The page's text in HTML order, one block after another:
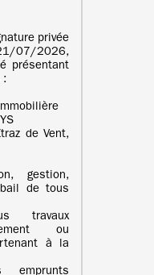
privée
21/07/2026,
présentant
:
de Vent,
gestion,
de tous
travaux
ou
à la